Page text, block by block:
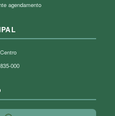
agendamento
000